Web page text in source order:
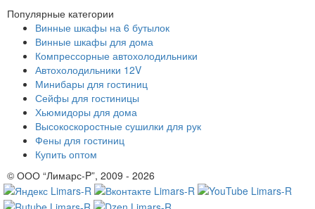
Популярные категории
Винные шкафы на 6 бутылок
Винные шкафы для дома
Компрессорные автохолодильники
Автохолодильники 12V
Минибары для гостиниц
Сейфы для гостиницы
Хьюмидоры для дома
Высокоскоростные сушилки для рук
Фены для гостиниц
Купить оптом
© ООО “Лимарс-P”, 2009 - 2026